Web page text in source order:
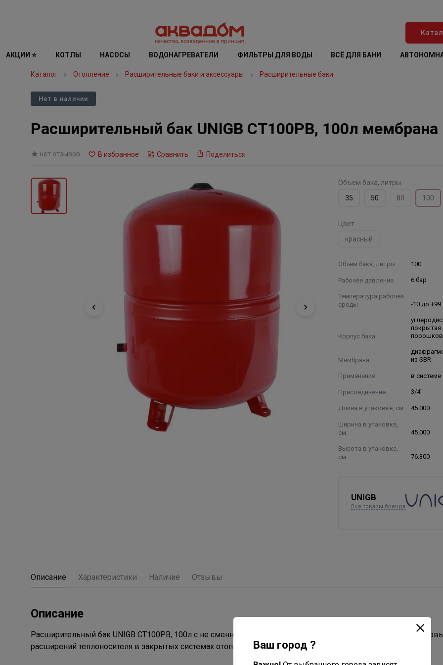
АКЦИИ ⭐ КОТЛЫ НАСОСЫ ВОДОНАГРЕВАТЕЛИ ФИЛЬТРЫ ДЛЯ ВОДЫ ВСЁ ДЛЯ БАНИ
Каталог Отопление Расширительные баки и аксессуары Расширительные баки
Нет в наличии
Расширительный бак UNIGB СТ100РВ, 100л мембрана
нет отзывов В избранное Сравнить Поделиться
Объем бака, литры
35
50 80 100
Цвет
красный
Объем бака, литры 100
Рабочее давление 6 бар
Температура рабочей
среды
-10 до +99
Корпус бака
покрытая
Мембрана
из SBR
Применение в
Присоединение 3/4"
Длина в упаковке, см. 45.000
Ширина в упаковке,
см.
45.000
Высота в упаковке,
см.
76.300
UNIGB
Все товары бренда
Описание Характеристики Наличие Отзывы
Описание
Расширительный бак UNIGB СТ100РВ, 100л с не сменной мембранной применяются для компенсации
расширений теплоносителя в закрытых системах отопления.Ваш город ?